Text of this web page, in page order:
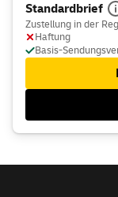
Standardbrief
Zustellung in der
Haftung
Basis-